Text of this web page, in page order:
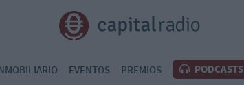
EVENTOS PREMIOS PODCASTS